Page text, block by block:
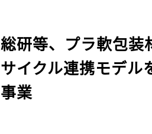
総研等、プラ軟包装
イクル連携モデル
業